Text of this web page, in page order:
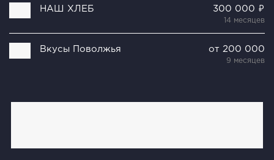
НАШ ХЛЕБ 300 000 ₽
14 месяцев
Вкусы Поволжья от 200 000
9 месяцев